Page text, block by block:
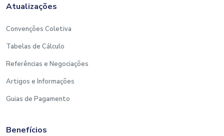
Atualizações
Convenções Coletiva
Tabelas de Cálculo
Referências e Negociações
Artigos e Informações
Guias de Pagamento
Benefícios